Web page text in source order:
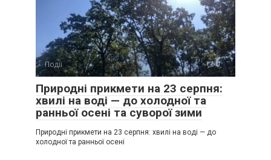
Події 0
Природні прикмети на 23 серпня:
хвилі на воді — до холодної та
ранньої осені та суворої зими
Природні прикмети на 23 серпня: хвилі на воді — до
холодної та ранньої осені